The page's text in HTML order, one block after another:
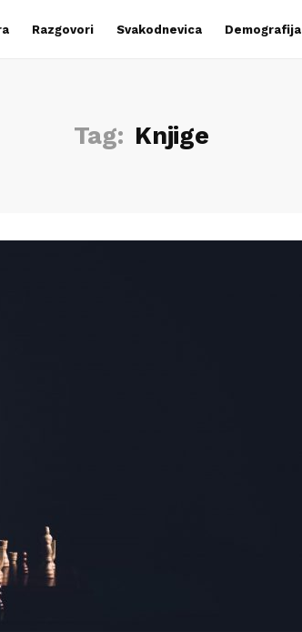
Razgovori Svakodnevica Demografija
Tag: Knjige